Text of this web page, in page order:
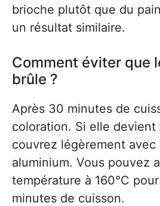
brioche plutôt que du
un résultat similaire.
Comment éviter que
brûle ?
Après 30 minutes de
coloration. Si elle devient
couvrez légèrement avec
aluminium. Vous pouvez
température à 160°C
minutes de cuisson.